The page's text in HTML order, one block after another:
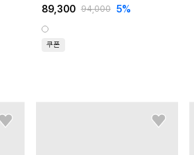
89,300 94,000 5%
쿠폰